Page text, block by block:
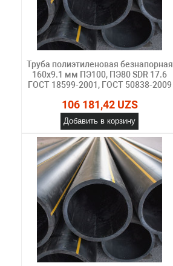
Труба полиэтиленовая безнапорная
160х9.1 мм ПЭ100, ПЭ80 SDR 17.6
ГОСТ 18599-2001, ГОСТ 50838-2009
106 181,42 UZS
Добавить в корзину